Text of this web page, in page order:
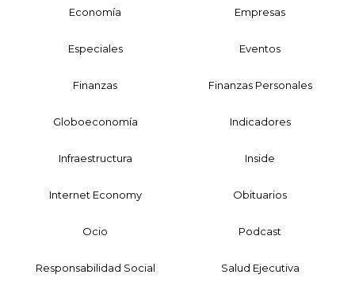
Economía Empresas
Especiales Eventos
Finanzas Finanzas Personales
Globoeconomía Indicadores
Infraestructura Inside
Internet Economy Obituarios
Ocio Podcast
Responsabilidad Social Salud Ejecutiva